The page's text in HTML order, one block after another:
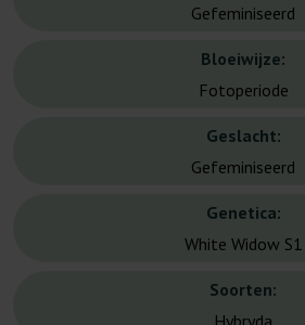
Gefeminiseerd
Bloeiwijze:
Fotoperiode
Geslacht:
Gefeminiseerd
Genetica:
White Widow S1
Soorten: